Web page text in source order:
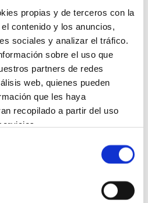
propias y de terceros con la
contenido y los anuncios,
sociales y analizar el tráfico.
sobre el uso que
partners de redes
web, quienes pueden
que les haya
recopilado a partir del uso